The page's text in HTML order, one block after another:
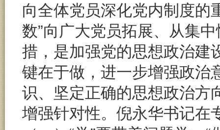
向全体党员深化党内制度的
数”向广大党员拓展、从集
措，是加强党的思想政治建
键在于做，进一步增强政治
识、坚定正确的思想政治方
增强针对性。倪永华书记在